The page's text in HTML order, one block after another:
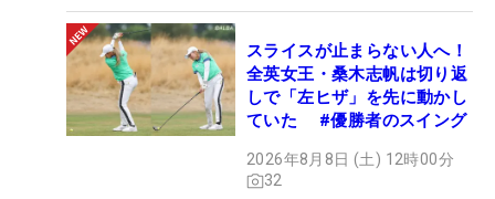
スライスが止まらない人へ！
全英女王・桑木志帆は切り返
しで「左ヒザ」を先に動かし
ていた #優勝者のスイング
2026年8月8日 (土) 12時00分
32